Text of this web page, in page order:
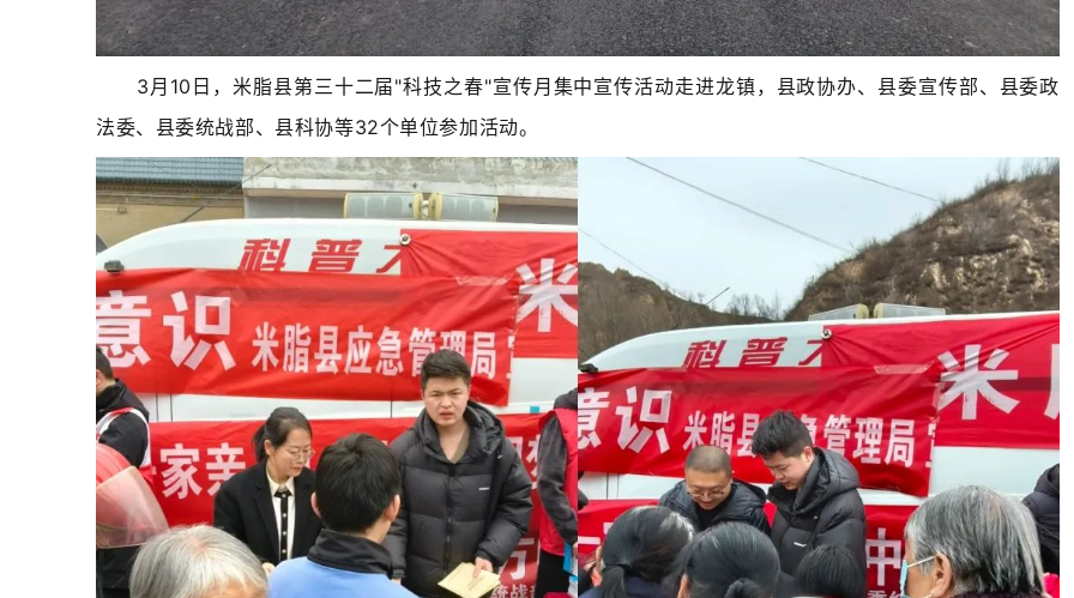
3月10日，米脂县第三十二届"科技之春"宣传月集中宣传活动走进龙镇，县政协办、县委宣传部、县委政
法委、县委统战部、县科协等32个单位参加活动。